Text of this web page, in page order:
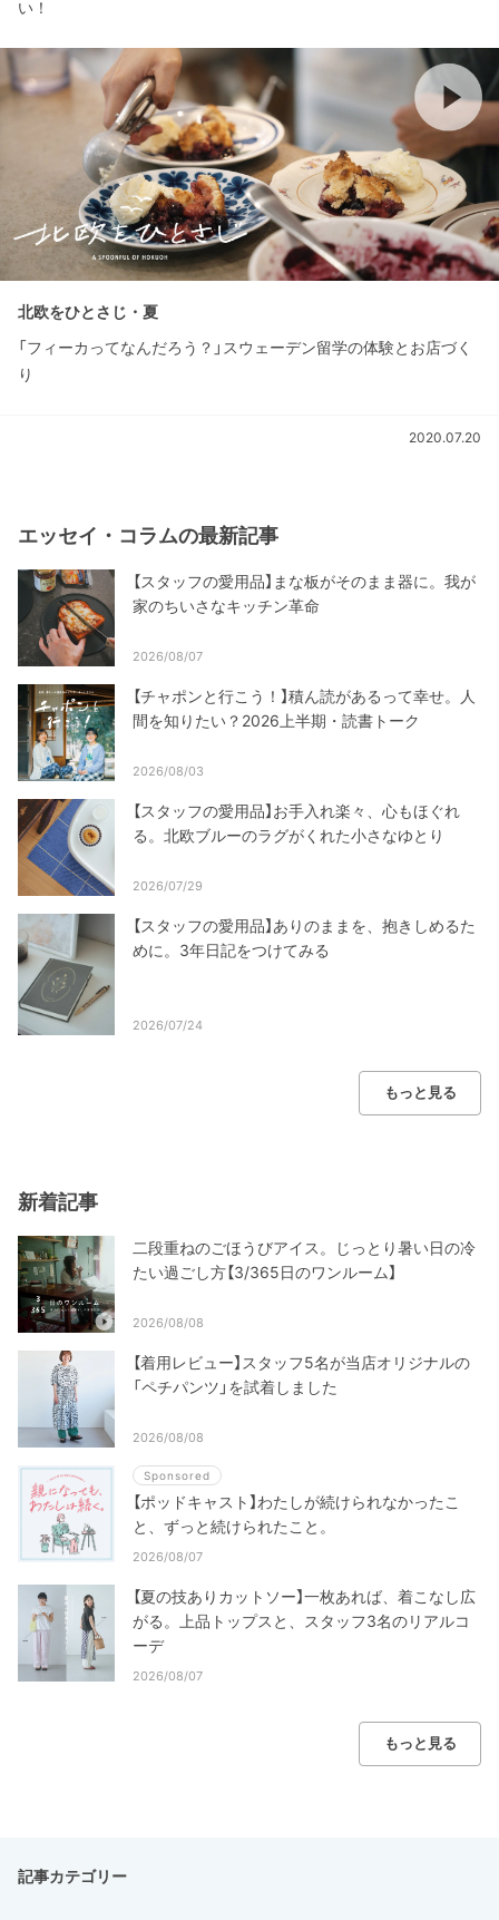
い！
北欧をひとさじ・夏
「フィーカってなんだろう？」スウェーデン留学の体験とお店づく
り
2020.07.20
エッセイ・コラムの最新記事
【スタッフの愛用品】まな板がそのまま器に。我が
家のちいさなキッチン革命
2026/08/07
【チャポンと行こう！】積ん読があるって幸せ。人
間を知りたい？2026上半期・読書トーク
2026/08/03
【スタッフの愛用品】お手入れ楽々、心もほぐれ
る。北欧ブルーのラグがくれた小さなゆとり
2026/07/29
【スタッフの愛用品】ありのままを、抱きしめるた
めに。3年日記をつけてみる
2026/07/24
もっと見る
新着記事
二段重ねのごほうびアイス。じっとり暑い日の冷
たい過ごし方【3/365日のワンルーム】
2026/08/08
【着用レビュー】スタッフ5名が当店オリジナルの
「ペチパンツ」を試着しました
2026/08/08
Sponsored
【ポッドキャスト】わたしが続けられなかったこ
と、ずっと続けられたこと。
2026/08/07
【夏の技ありカットソー】一枚あれば、着こなし広
がる。上品トップスと、スタッフ3名のリアルコ
ーデ
2026/08/07
もっと見る
記事カテゴリー